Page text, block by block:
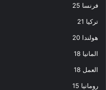
فرنسا 25
تركيا 21
هولندا 20
المانيا 18
العمل 18
رومانيا 15